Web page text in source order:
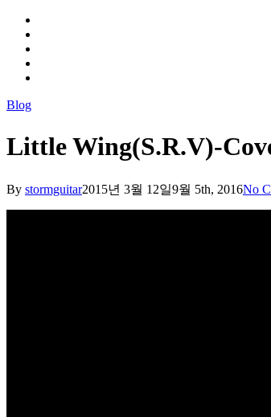
Blog
Little Wing(S.R.V)-
By stormguitar2015년 3월 12일9월 5th, 2016No